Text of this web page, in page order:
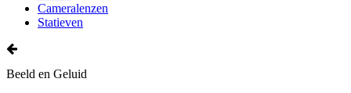
Cameralenzen
Statieven
Beeld en Geluid